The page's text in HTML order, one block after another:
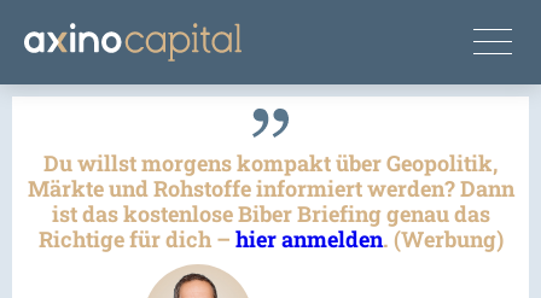
Du willst morgens kompakt über Geopolitik,
Märkte und Rohstoffe informiert werden? Dann
ist das kostenlose Biber Briefing genau das
Richtige für dich – hier anmelden. (Werbung)